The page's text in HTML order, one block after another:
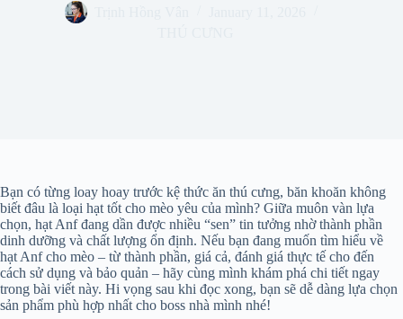
Bạn có từng loay hoay trước kệ thức ăn thú cưng, băn khoăn không
biết đâu là loại hạt tốt cho mèo yêu của mình? Giữa muôn vàn lựa
chọn, hạt Anf đang dần được nhiều “sen” tin tưởng nhờ thành phần
dinh dưỡng và chất lượng ổn định. Nếu bạn đang muốn tìm hiểu về
hạt Anf cho mèo – từ thành phần, giá cả, đánh giá thực tế cho đến
cách sử dụng và bảo quản – hãy cùng mình khám phá chi tiết ngay
trong bài viết này. Hi vọng sau khi đọc xong, bạn sẽ dễ dàng lựa chọn
sản phẩm phù hợp nhất cho boss nhà mình nhé!